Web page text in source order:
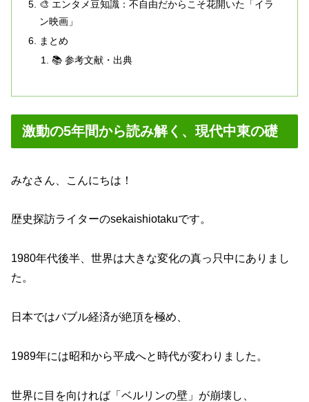
🎨 エンタメ豆知識：不自由だからこそ花開いた「イラ
ン映画」
まとめ
📚 参考文献・出典
激動の5年間から読み解く、現代中東の礎
みなさん、こんにちは！
歴史探訪ライターのsekaishiotakuです。
1980年代後半、世界は大きな変化の真っ只中にありまし
た。
日本ではバブル経済が絶頂を極め、
1989年には昭和から平成へと時代が変わりました。
世界に目を向ければ「ベルリンの壁」が崩壊し、